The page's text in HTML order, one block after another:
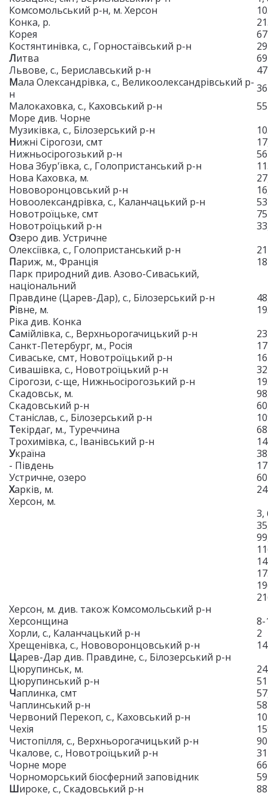
Комсомольський р-н, м. Херсон
Конка, р.
Корея
67
Костянтинівка, с., Горностаївський р-н
29
Литва
69
Львове, с., Бериславський р-н
47
Мала Олександрівка, с., Великоолександрівський р-
н
36
Малокаховка, с., Каховський р-н
55
Море див. Чорне
Музиківка, с., Білозерський р-н
Нижні Сірогози, смт
Нижньосірогозький р-н
56
Нова Збур'ївка, с., Голопристанський р-н
Нова Каховка, м.
Нововоронцовський р-н
Новоолександрівка, с., Каланчацький р-н
53
Новотроїцьке, смт
75
Новотроїцький р-н
Озеро див. Устричне
Олексіївка, с., Голопристанський р-н
21
Париж, м., Франція
Парк природний див. Азово-Сиваський,
національний
Правдине (Царев-Дар), с., Білозерський р-н
Рівне, м.
Ріка див. Конка
Самійлівка, с., Верхньорогачицький р-н
23
Санкт-Петербург, м., Росія
17
Сиваське, смт, Новотроїцький р-н
Сивашівка, с., Новотроїцький р-н
32
Сірогози, с-ще, Нижньосірогозький р-н
Скадовськ, м.
Скадовський р-н
Станіслав, с., Білозерський р-н
Текірдаг, м., Туреччина
68
Трохимівка, с., Іванівський р-н
Україна
- Південь
Устричне, озеро
60
Харків, м.
Херсон, м.
3,
Херсон, м. див. також Комсомольський р-н
Херсонщина
8-
Хорли, с., Каланчацький р-н
2
Хрещенівка, с., Нововоронцовський р-н
Царев-Дар див. Правдине, с., Білозерський р-н
Цюрупинськ, м.
Цюрупинський р-н
51
Чаплинка, смт
Чаплинський р-н
Червоний Перекоп, с., Каховський р-н
Чехія
Чистопілля, с., Верхньорогачицький р-н
90
Чкалове, с., Новотроїцький р-н
31
Чорне море
66
Чорноморський біосферний заповідник
59
Широке, с., Скадовський р-н 88